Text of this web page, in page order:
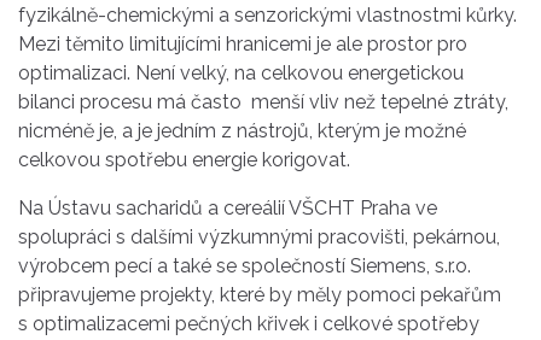
fyzikálně-chemickými a senzorickými vlastnostmi kůrky.
Mezi těmito limitujícími hranicemi je ale prostor pro
optimalizaci. Není velký, na celkovou energetickou
bilanci procesu má často menší vliv než tepelné ztráty,
nicméně je, a je jedním z nástrojů, kterým je možné
celkovou spotřebu energie korigovat.
Na Ústavu sacharidů a cereálií VŠCHT Praha ve
spolupráci s dalšími výzkumnými pracovišti, pekárnou,
výrobcem pecí a také se společností Siemens, s.r.o.
připravujeme projekty, které by měly pomoci pekařům
s optimalizacemi pečných křivek i celkové spotřeby